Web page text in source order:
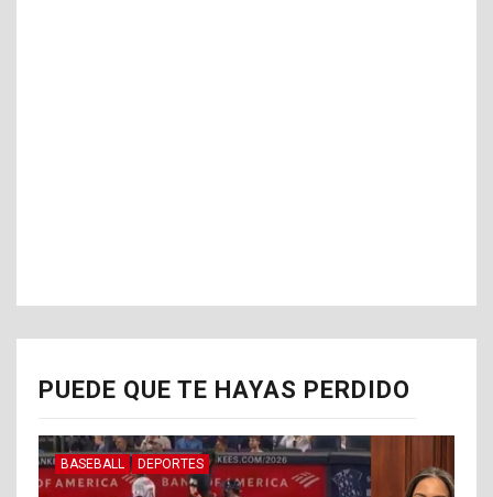
PUEDE QUE TE HAYAS PERDIDO
BASEBALL DEPORTES